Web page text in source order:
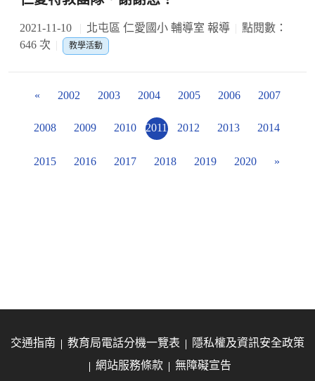
2021-11-10 北屯區 仁愛國小 輔導室 報導
點閱數：
646 次
教學活動
« 2002 2003 2004 2005 2006 2007
2008 2009 2010 2011 2012 2013 2014
2015 2016 2017 2018 2019 2020 »
交通指南 教育局電話分機一覽表
隱私權及資訊安全政策
網站服務條款
無障礙宣告